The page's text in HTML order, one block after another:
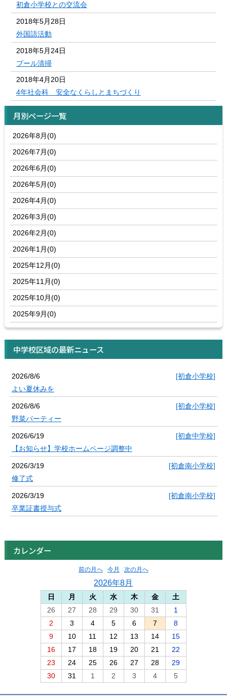
初倉小学校との交流会
2018年5月28日
外国語活動
2018年5月24日
プール清掃
2018年4月20日
4年社会科 安全なくらしとまちづくり
月別ページ一覧
2026年8月(0)
2026年7月(0)
2026年6月(0)
2026年5月(0)
2026年4月(0)
2026年3月(0)
2026年2月(0)
2026年1月(0)
2025年12月(0)
2025年11月(0)
2025年10月(0)
2025年9月(0)
中学校区域の最新ニュース
2026/8/6
[初倉小学校]
よい夏休みを
2026/8/6
[初倉小学校]
野菜パーティー
2026/6/19
[初倉中学校]
【お知らせ】学校ホームページ調整中
2026/3/19
[初倉南小学校]
修了式
2026/3/19
[初倉南小学校]
卒業証書授与式
カレンダー
前の月へ 今月 次の月へ
2026年8月
日 月 火 水 木 金
土
26
27 28 29 30 31
1
2
3 4 5 6 7
8
9
10 11 12 13 14
15
16
17 18 19 20 21
22
23
24 25 26 27 28
29
30
31 1 2 3 4 5